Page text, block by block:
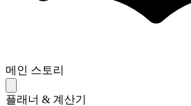
메인 스토리
플래너 & 계산기